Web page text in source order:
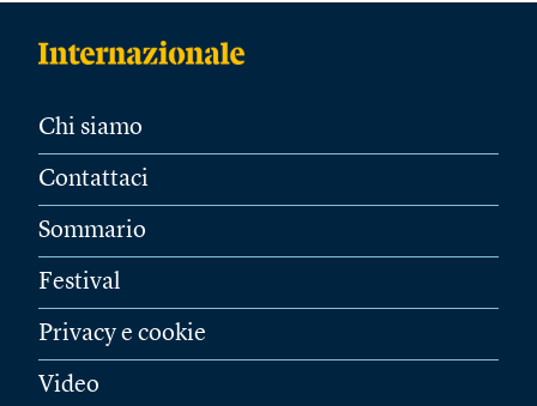
Chi siamo
Contattaci
Sommario
Festival
Privacy e cookie
Video